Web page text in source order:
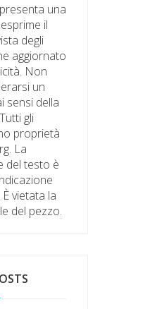
una
il
degli
aggiornato
Non
un
sensi della
gli
proprietà
La
del testo è
vietata la
del pezzo.